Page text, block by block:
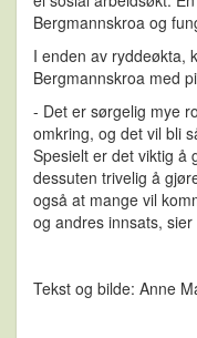
Bergmannskroa og
I enden av ryddeøkta,
Bergmannskroa med
- Det er sørgelig mye
omkring, og det vil bli
Spesielt er det viktig å
dessuten trivelig å
også at mange vil
og andres innsats,
Tekst og bilde: Anne